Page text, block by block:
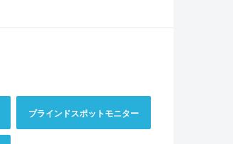
ブラインドスポットモニター